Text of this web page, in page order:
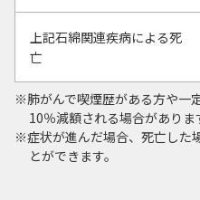
上記石綿関連疾病による死
亡
肺がんで喫煙歴がある方や一
10％減額される場合がありま
症状が進んだ場合、死亡した
とができます。